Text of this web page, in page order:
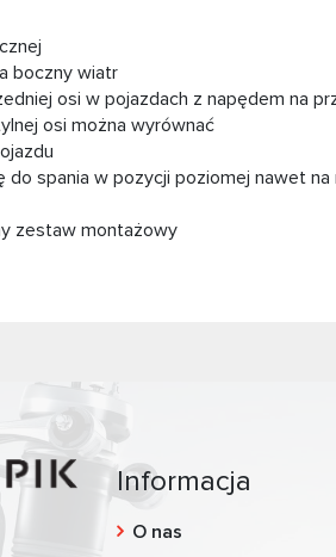
boczny wiatr
osi w pojazdach z napędem na
osi można wyrównać
do spania w pozycji poziomej nawet
zestaw montażowy
Informacja
O nas